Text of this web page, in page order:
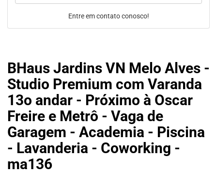
BHaus Jardins VN Melo Alves -
Studio Premium com Varanda
13o andar - Próximo à Oscar
Freire e Metrô - Vaga de
Garagem - Academia - Piscina
- Lavanderia - Coworking -
ma136
Entre em contato conosco!